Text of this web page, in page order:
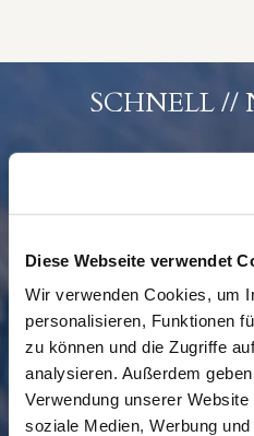
Diese Webseite verwendet
Wir verwenden Cookies, um
personalisieren, Funktionen
zu können und die Zugriffe
analysieren. Außerdem
Verwendung unserer
soziale Medien, Werbung
SCHNELL //
GEMEINDE